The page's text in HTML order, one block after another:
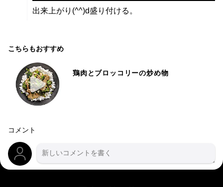
出来上がり(^^)d盛り付ける。
こちらもおすすめ
鶏肉とブロッコリーの炒め物
コメント